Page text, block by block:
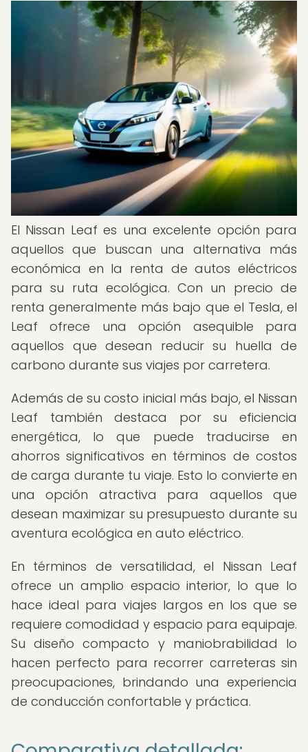
El Nissan Leaf es una excelente opción para
aquellos que buscan una alternativa más
económica en la renta de autos eléctricos
para su ruta ecológica. Con un precio de
renta generalmente más bajo que el Tesla, el
Leaf ofrece una opción asequible para
aquellos que desean reducir su huella de
carbono durante sus viajes por carretera.
Además de su costo inicial más bajo, el Nissan
Leaf también destaca por su eficiencia
energética, lo que puede traducirse en
ahorros significativos en términos de costos
de carga durante tu viaje. Esto lo convierte en
una opción atractiva para aquellos que
desean maximizar su presupuesto durante su
aventura ecológica en auto eléctrico.
En términos de versatilidad, el Nissan Leaf
ofrece un amplio espacio interior, lo que lo
hace ideal para viajes largos en los que se
requiere comodidad y espacio para equipaje.
Su diseño compacto y maniobrabilidad lo
hacen perfecto para recorrer carreteras sin
preocupaciones, brindando una experiencia
de conducción confortable y práctica.